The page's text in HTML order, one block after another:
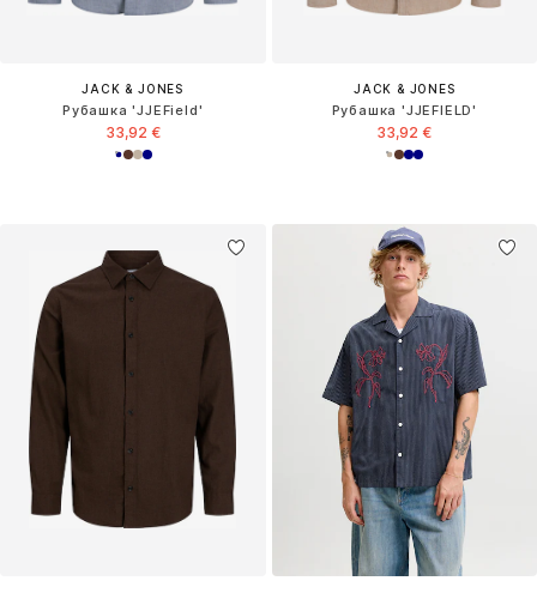
JACK & JONES
Рубашка 'JJEField'
33,92 €
JACK & JONES
Рубашка 'JJEFIELD'
33,92 €